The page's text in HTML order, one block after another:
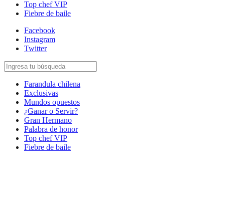
Top chef VIP
Fiebre de baile
Facebook
Instagram
Twitter
Farandula chilena
Exclusivas
Mundos opuestos
¿Ganar o Servir?
Gran Hermano
Palabra de honor
Top chef VIP
Fiebre de baile